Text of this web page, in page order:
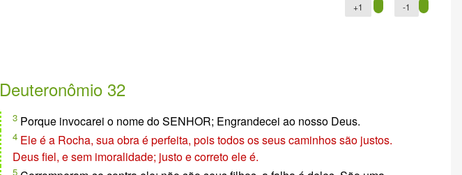
+1 -1
Deuteronômio 32
3 Porque invocarei o nome do SENHOR; Engrandecei ao nosso Deus.
4 Ele é a Rocha, sua obra é perfeita, pois todos os seus caminhos são justos.
Deus fiel, e sem imoralidade; justo e correto ele é.
5